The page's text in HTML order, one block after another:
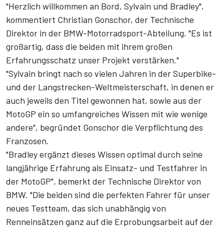
"Herzlich willkommen an Bord, Sylvain und Bradley",
kommentiert Christian Gonschor, der Technische
Direktor in der BMW-Motorradsport-Abteilung. "Es ist
großartig, dass die beiden mit ihrem großen
Erfahrungsschatz unser Projekt verstärken."
"Sylvain bringt nach so vielen Jahren in der Superbike-
und der Langstrecken-Weltmeisterschaft, in denen er
auch jeweils den Titel gewonnen hat, sowie aus der
MotoGP ein so umfangreiches Wissen mit wie wenige
andere", begründet Gonschor die Verpflichtung des
Franzosen.
"Bradley ergänzt dieses Wissen optimal durch seine
langjährige Erfahrung als Einsatz- und Testfahrer in
der MotoGP", bemerkt der Technische Direktor von
BMW. "Die beiden sind die perfekten Fahrer für unser
neues Testteam, das sich unabhängig von
Renneinsätzen ganz auf die Erprobungsarbeit auf der